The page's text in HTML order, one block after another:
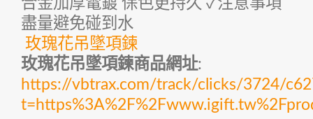
合金加厚電鍍 保色更持久 ✓注意事項
盡量避免碰到水
玫瑰花吊墜項鍊
玫瑰花吊墜項鍊商品網址:
https://vbtrax.com/track/clicks/3724/